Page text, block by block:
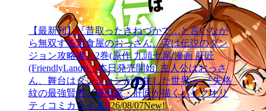
【最新刊】『昔取ったきねづかで…と言いなが
ら無双する定食屋のおっさん、実は伝説のダン
ジョン攻略者』2巻(原作 九頭七尾/漫画 肝匠
(FriendlyLand))、本日発売開始! 主人公はおっさ
ん、舞台はダンジョンが発生した世界──『失格
紋の最強賢者』漫画家・肝匠が描くハイクオリ
ティコミカライズ!!26/08/07New!